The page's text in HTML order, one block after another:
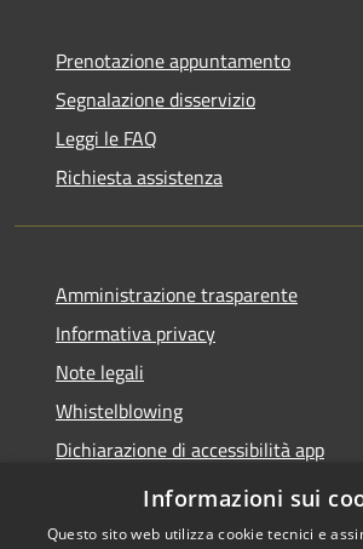
Prenotazione appuntamento
Segnalazione disservizio
Leggi le FAQ
Richiesta assistenza
Amministrazione trasparente
Informativa privacy
Note legali
Whistelblowing
Dichiarazione di accessibilità app
Dichiarazione di accessibilità sito
Informazioni sui
Questo sito web utilizza cookie tecnici e